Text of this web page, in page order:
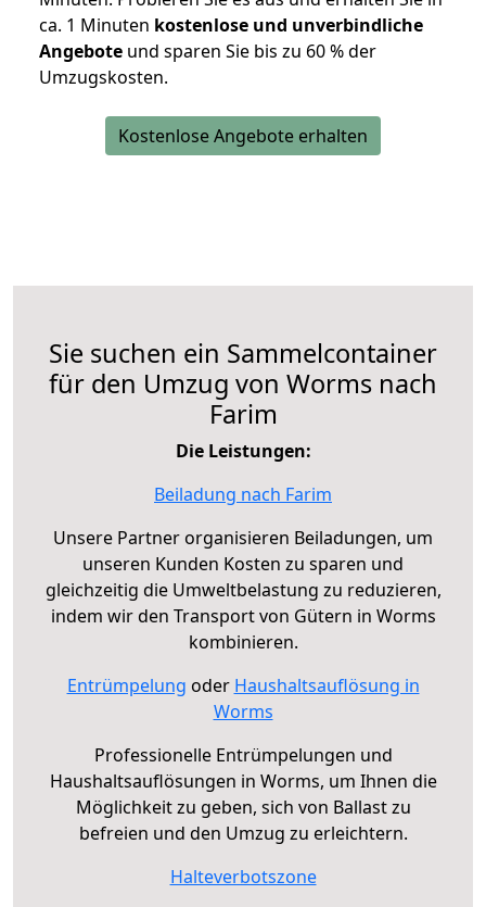
ca. 1 Minuten kostenlose und unverbindliche
Angebote und sparen Sie bis zu 60 % der
Umzugskosten.
Kostenlose Angebote erhalten
Sie suchen ein Sammelcontainer
für den Umzug von Worms nach
Farim
Die Leistungen:
Beiladung nach Farim
Unsere Partner organisieren Beiladungen, um
unseren Kunden Kosten zu sparen und
gleichzeitig die Umweltbelastung zu reduzieren,
indem wir den Transport von Gütern in Worms
kombinieren.
Entrümpelung oder Haushaltsauflösung in
Worms
Professionelle Entrümpelungen und
Haushaltsauflösungen in Worms, um Ihnen die
Möglichkeit zu geben, sich von Ballast zu
befreien und den Umzug zu erleichtern.
Halteverbotszone